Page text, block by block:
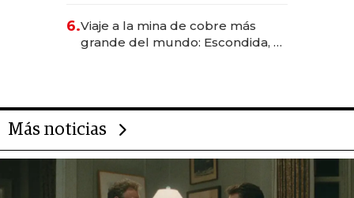
6.Viaje a la mina de cobre más
grande del mundo: Escondida, el
Más noticias